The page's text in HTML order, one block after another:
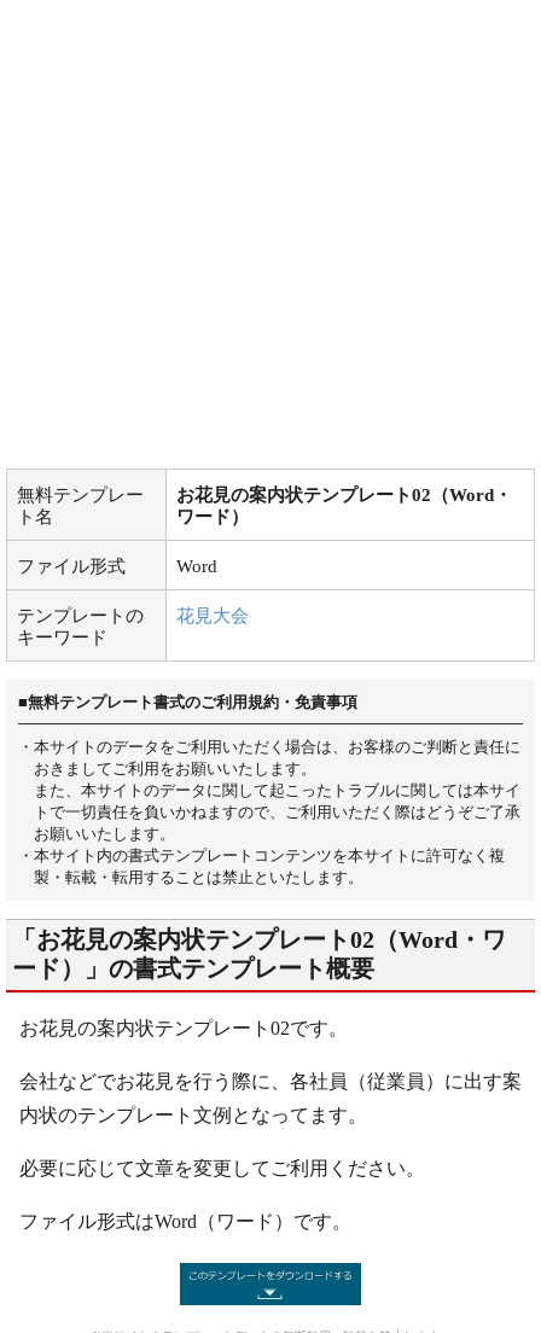
無料テンプレー
ト名
お花見の案内状テンプレート02（Word・
ワード）
ファイル形式 Word
テンプレートの
キーワード
花見大会
■無料テンプレート書式のご利用規約・免責事項
・本サイトのデータをご利用いただく場合は、お客様のご判断と責任に
おきましてご利用をお願いいたします。
また、本サイトのデータに関して起こったトラブルに関しては本サイ
トで一切責任を負いかねますので、ご利用いただく際はどうぞご了承
お願いいたします。
・本サイト内の書式テンプレートコンテンツを本サイトに許可なく複
製・転載・転用することは禁止といたします。
「お花見の案内状テンプレート02（Word・ワ
ード）」の書式テンプレート概要
お花見の案内状テンプレート02です。
会社などでお花見を行う際に、各社員（従業員）に出す案
内状のテンプレート文例となってます。
必要に応じて文章を変更してご利用ください。
ファイル形式はWord（ワード）です。